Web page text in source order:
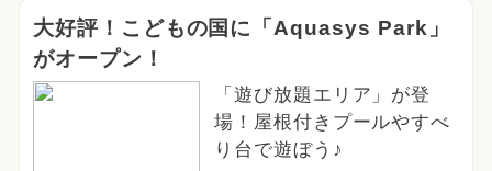
大好評！こどもの国に「Aquasys Park」
がオープン！
「遊び放題エリア」が登
場！屋根付きプールやすべ
り台で遊ぼう♪